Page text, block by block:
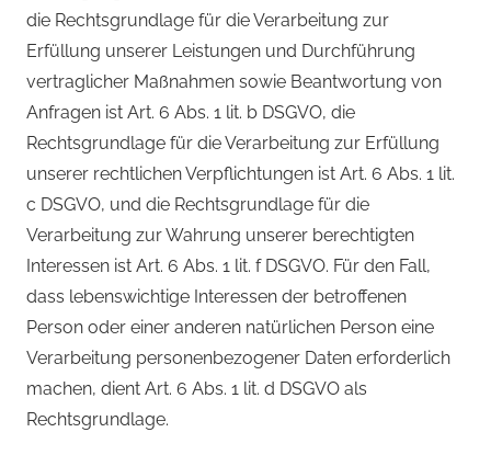
die Rechtsgrundlage für die Verarbeitung zur
Erfüllung unserer Leistungen und Durchführung
vertraglicher Maßnahmen sowie Beantwortung von
Anfragen ist Art. 6 Abs. 1 lit. b DSGVO, die
Rechtsgrundlage für die Verarbeitung zur Erfüllung
unserer rechtlichen Verpflichtungen ist Art. 6 Abs. 1 lit.
c DSGVO, und die Rechtsgrundlage für die
Verarbeitung zur Wahrung unserer berechtigten
Interessen ist Art. 6 Abs. 1 lit. f DSGVO. Für den Fall,
dass lebenswichtige Interessen der betroffenen
Person oder einer anderen natürlichen Person eine
Verarbeitung personenbezogener Daten erforderlich
machen, dient Art. 6 Abs. 1 lit. d DSGVO als
Rechtsgrundlage.